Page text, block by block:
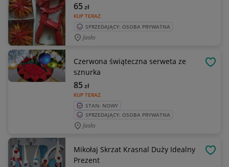
KUP TERAZ
65zł
SPRZEDAJĄCY: OSOBA PRYWATNA
Jasło
Czerwona świąteczna serweta ze
sznurka
KUP TERAZ
85zł
STAN: NOWY
SPRZEDAJĄCY: OSOBA PRYWATNA
Jasło
Mikołaj Skrzat Krasnal Duży Idealny
Prezent